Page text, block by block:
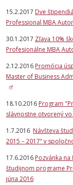
15.2.2017 Dve
Professional MBA
30.1.2017 Zľava 10%
Profesionálne MBA
2.12.2016 Promócia
Master of Business
18.10.2016 Program
slávnostne otvorený vo
1.7.2016 Návšteva
2015 – 2017“ v
17.6.2016 Pozvánka na
študijnom programe
júna 2016